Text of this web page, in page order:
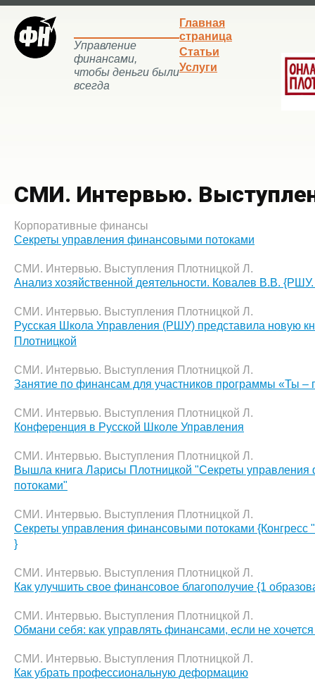
Управление
финансами,
чтобы деньги были
всегда
Главная
страница
Статьи
Услуги
СМИ. Интервью.
Корпоративные финансы
Секреты управления финансовыми потоками
СМИ. Интервью. Выступления Плотницкой Л.
Анализ хозяйственной деятельности. Ковалев В.В.
СМИ. Интервью. Выступления Плотницкой Л.
Русская Школа Управления (РШУ) представила новую
Плотницкой
СМИ. Интервью. Выступления Плотницкой Л.
Занятие по финансам для участников программы «Ты –
СМИ. Интервью. Выступления Плотницкой Л.
Конференция в Русской Школе Управления
СМИ. Интервью. Выступления Плотницкой Л.
Вышла книга Ларисы Плотницкой "Секреты
потоками"
СМИ. Интервью. Выступления Плотницкой Л.
Секреты управления финансовыми потоками {Конгресс
}
СМИ. Интервью. Выступления Плотницкой Л.
Как улучшить свое финансовое благополучие {1
СМИ. Интервью. Выступления Плотницкой Л.
Обмани себя: как управлять финансами, если не
СМИ. Интервью. Выступления Плотницкой Л.
Как убрать профессиональную деформацию